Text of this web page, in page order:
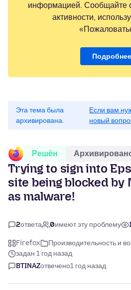
информацией. Сообщайте
активности,
Подробнее
Эта тема была
архивирована.
Если вам
новый
Решён
Trying to sign into
site being blocked by
as malware!
2ответа 0имеют эту проблему
Firefox
Производительность и
задан 1 год назад
BTINAZотвечено1 год назад